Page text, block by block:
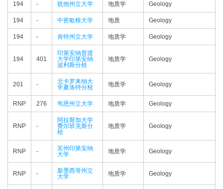
194 - 犹他州立大学 地质学 Geology
194 - 中密歇根大学 地质 Geology
194 - 肯特州立大学 地质学 Geology
194 401
印第安纳普渡
大学印第安纳
波利斯分校
地质学 Geology
201 -
北卡罗来纳大
学夏洛特分校
地质学 Geology
RNP 276 韦恩州立大学 地质学 Geology
RNP -
阿拉斯加大学
费尔班克斯分
校
地质学 Geology
RNP -
宾州印第安纳
大学
地质学 Geology
RNP -
新墨西哥州立
大学
地质学 Geology